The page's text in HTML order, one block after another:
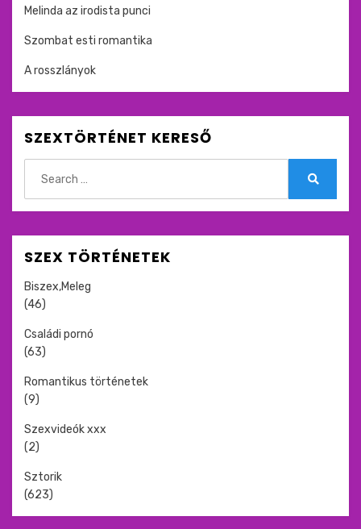
Melinda az irodista punci
Szombat esti romantika
A rosszlányok
SZEXTÖRTÉNET KERESŐ
for:
SZEX TÖRTÉNETEK
Biszex,Meleg
(46)
Családi pornó
(63)
Romantikus történetek
(9)
Szexvideók xxx
(2)
Sztorik
(623)